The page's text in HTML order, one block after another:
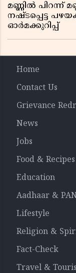
മണ്ണിൽ പിറന്ന്
നഷ്ടപ്പെട്ട
ഓർമക്കുറിപ്പ്
Home
Contact Us
Grievance
News
Jobs
Food & Recipes
Education
Aadhaar &
Lifestyle
Religion &
Fact-Check
Travel &